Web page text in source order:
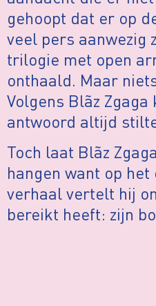
gehoopt dat er op
veel pers aanwezig
trilogie met open
onthaald. Maar
Volgens Blãz
antwoord altijd
Toch laat Blãz
hangen want op het
verhaal vertelt hij
bereikt heeft: zijn